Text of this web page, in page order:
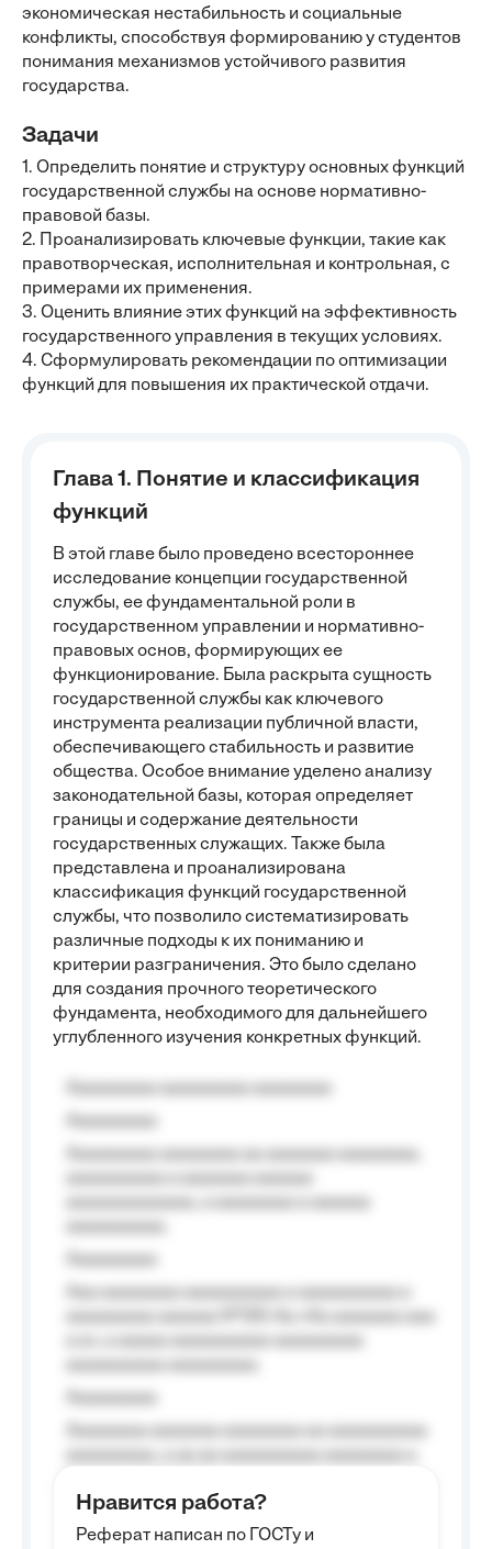
экономическая нестабильность и социальные
конфликты, способствуя формированию у студентов
понимания механизмов устойчивого развития
государства.
Задачи
1. Определить понятие и структуру основных функций
государственной службы на основе нормативно-
правовой базы.
2. Проанализировать ключевые функции, такие как
правотворческая, исполнительная и контрольная, с
примерами их применения.
3. Оценить влияние этих функций на эффективность
государственного управления в текущих условиях.
4. Сформулировать рекомендации по оптимизации
функций для повышения их практической отдачи.
Глава 1. Понятие и классификация
функций
В этой главе было проведено всестороннее
исследование концепции государственной
службы, ее фундаментальной роли в
государственном управлении и нормативно-
правовых основ, формирующих ее
функционирование. Была раскрыта сущность
государственной службы как ключевого
инструмента реализации публичной власти,
обеспечивающего стабильность и развитие
общества. Особое внимание уделено анализу
законодательной базы, которая определяет
границы и содержание деятельности
государственных служащих. Также была
представлена и проанализирована
классификация функций государственной
службы, что позволило систематизировать
различные подходы к их пониманию и
критерии разграничения. Это было сделано
для создания прочного теоретического
фундамента, необходимого для дальнейшего
углубленного изучения конкретных функций.
Aaaaaaaaa
Нравится работа?
Реферат написан по ГОСТу и